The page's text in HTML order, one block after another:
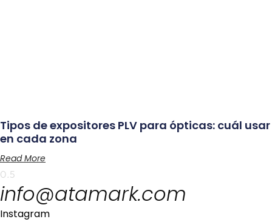
Tipos de expositores PLV para ópticas: cuál usar
en cada zona
Read More
info@atamark.com
Instagram